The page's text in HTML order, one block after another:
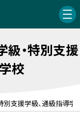
級・特別支援
校
別支援学級、通級指導学